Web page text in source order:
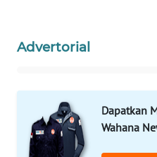
Advertorial
Dapatkan
Wahana
WAHANA
TV
WAHANANEWS